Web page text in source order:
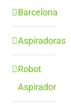
Barcelona
Aspiradoras
Robot
Aspirador